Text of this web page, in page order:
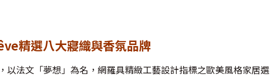
精選八大寢織與香氛品牌
以法文「夢想」為名，網羅具精緻工藝設計指標之歐美風格家居選